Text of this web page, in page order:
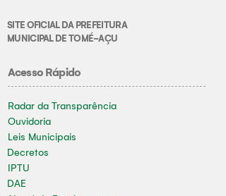
SITE OFICIAL DA PREFEITURA
MUNICIPAL DE TOMÉ-AÇU
Acesso Rápido
Radar da Transparência
Ouvidoria
Leis Municipais
Decretos
IPTU
DAE